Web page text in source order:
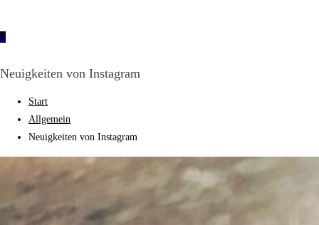
0
Neuigkeiten von Instagram
Start
Allgemein
Neuigkeiten von Instagram